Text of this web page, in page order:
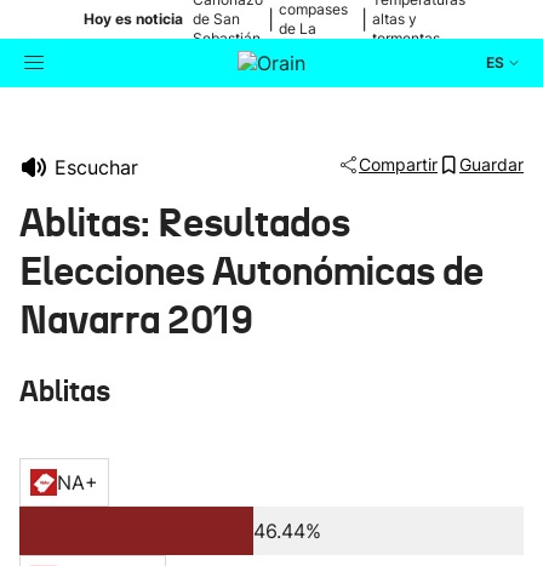
Hoy es noticia de San
Sebastián
compases
de La
altas y
tormentas
ES
Ikusmiran
Escuchar Compartir Guardar
Ablitas: Resultados
Elecciones Autonómicas de
Navarra 2019
Ablitas
NA+
46.44%